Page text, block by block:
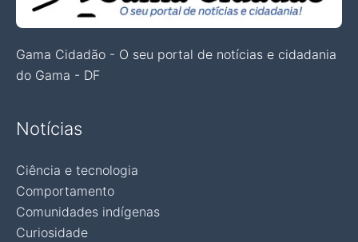
Gama Cidadão - O seu portal de notícias e cidadania
do Gama - DF
Notícias
Ciência e tecnologia
Comportamento
Comunidades indígenas
Curiosidade